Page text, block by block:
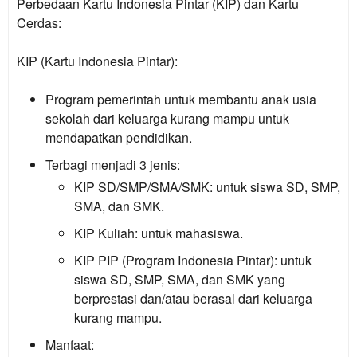
Cerdas:
KIP (Kartu Indonesia Pintar):
Program pemerintah untuk membantu anak usia
sekolah dari keluarga kurang mampu untuk
mendapatkan pendidikan.
Terbagi menjadi 3 jenis:
KIP SD/SMP/SMA/SMK: untuk siswa SD, SMP,
SMA, dan SMK.
KIP Kuliah: untuk mahasiswa.
KIP PIP (Program Indonesia Pintar): untuk
siswa SD, SMP, SMA, dan SMK yang
berprestasi dan/atau berasal dari keluarga
kurang mampu.
Manfaat: